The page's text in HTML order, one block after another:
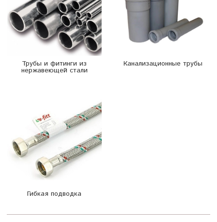
Трубы и фитинги из
нержавеющей стали
Канализационные трубы
Гибкая подводка